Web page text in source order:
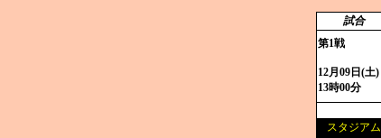
試合
第1戦
12月09日(土)
13時00分
スタジアム